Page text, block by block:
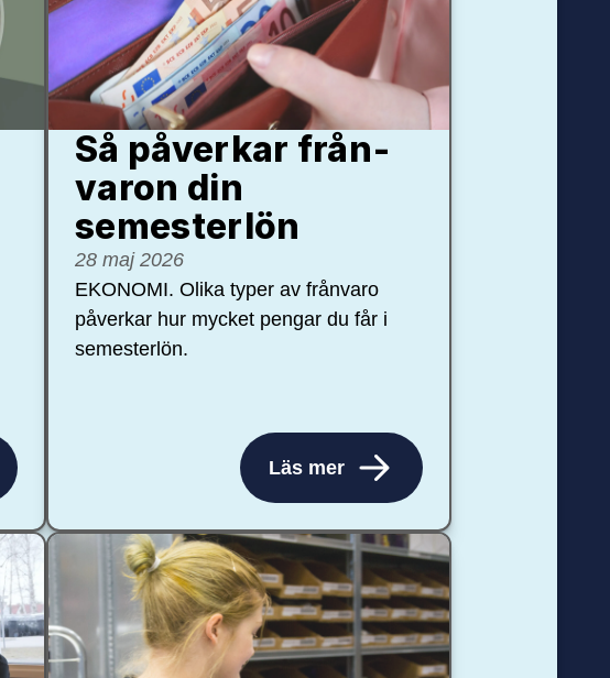
Så påverkar från­
varon din
semester­lön
28 maj 2026
EKONOMI. Olika typer av frånvaro
påverkar hur mycket pengar du får i
semesterlön.
Läs mer